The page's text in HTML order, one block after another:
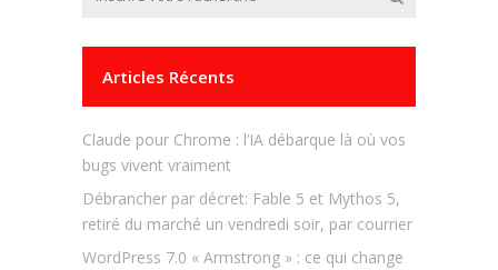
Articles Récents
Claude pour Chrome : l’IA débarque là où vos
bugs vivent vraiment
Débrancher par décret: Fable 5 et Mythos 5,
retiré du marché un vendredi soir, par courrier
WordPress 7.0 « Armstrong » : ce qui change